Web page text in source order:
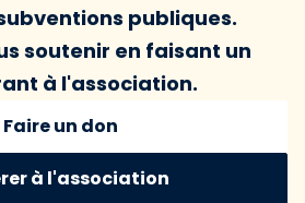
publiques.
soutenir en faisant un
à l'association.
Faire un don
à l'association